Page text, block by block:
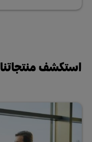
استكشف